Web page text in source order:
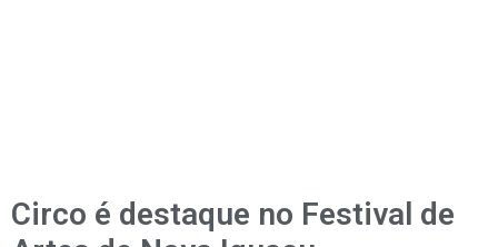
Circo é destaque no Festival de